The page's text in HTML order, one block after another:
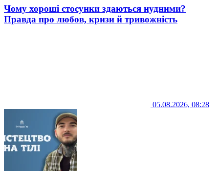
Чому хороші стосунки здаються нудними?
Правда про любов, кризи й тривожність
05.08.2026, 08:28